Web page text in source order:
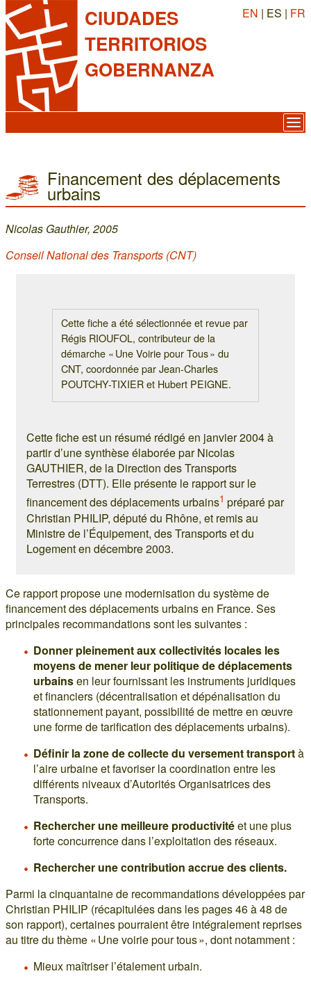
CIUDADES
TERRITORIOS
GOBERNANZA
EN | ES | FR
Financement des déplacements
urbains
Nicolas Gauthier, 2005
Conseil National des Transports (CNT)
Cette fiche a été sélectionnée et revue par
Régis RIOUFOL, contributeur de la
démarche « Une Voirie pour Tous » du
CNT, coordonnée par Jean-Charles
POUTCHY-TIXIER et Hubert PEIGNE.
Cette fiche est un résumé rédigé en janvier 2004 à
partir d’une synthèse élaborée par Nicolas
GAUTHIER, de la Direction des Transports
Terrestres (DTT). Elle présente le rapport sur le
financement des déplacements urbains1 préparé par
Christian PHILIP, député du Rhône, et remis au
Ministre de l’Équipement, des Transports et du
Logement en décembre 2003.
Ce rapport propose une modernisation du système de
financement des déplacements urbains en France. Ses
principales recommandations sont les suivantes :
Donner pleinement aux collectivités locales les
moyens de mener leur politique de déplacements
urbainsen leur fournissant les instruments juridiques
et financiers (décentralisation et dépénalisation du
stationnement payant, possibilité de mettre en œuvre
une forme de tarification des déplacements urbains).
Définir la zone de collecte du versement transportà
l’aire urbaine et favoriser la coordination entre les
différents niveaux d’Autorités Organisatrices des
Transports.
Rechercher une meilleure productivitéet une plus
forte concurrence dans l’exploitation des réseaux.
Rechercher une contribution accrue des clients.
Parmi la cinquantaine de recommandations développées par
Christian PHILIP (récapitulées dans les pages 46 à 48 de
son rapport), certaines pourraient être intégralement reprises
au titre du thème « Une voirie pour tous », dont notamment :
Mieux maîtriser l’étalement urbain.